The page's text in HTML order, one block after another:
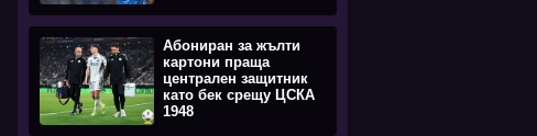
Абониран за жълти
картони праща
централен защитник
като бек срещу ЦСКА
1948